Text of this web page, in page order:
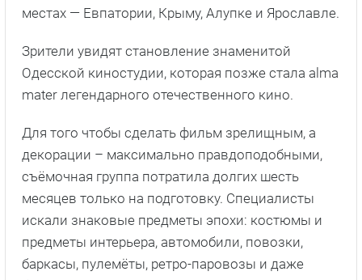
местах — Евпатории, Крыму, Алупке и Ярославле.
Зрители увидят становление знаменитой
Одесской киностудии, которая позже стала alma
mater легендарного отечественного кино.
Для того чтобы сделать фильм зрелищным, а
декорации – максимально правдоподобными,
съёмочная группа потратила долгих шесть
месяцев только на подготовку. Специалисты
искали знаковые предметы эпохи: костюмы и
предметы интерьера, автомобили, повозки,
баркасы, пулемёты, ретро-паровозы и даже